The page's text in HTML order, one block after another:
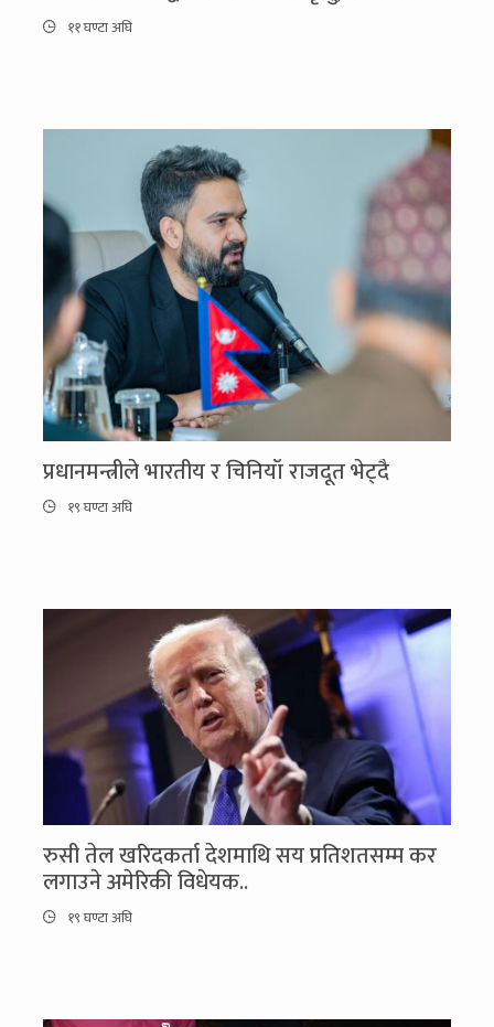
११ घण्टा अघि
प्रधानमन्त्रीले भारतीय र चिनियाँ राजदूत भेट्दै
१९ घण्टा अघि
रुसी तेल खरिदकर्ता देशमाथि सय प्रतिशतसम्म कर
लगाउने अमेरिकी विधेयक..
१९ घण्टा अघि